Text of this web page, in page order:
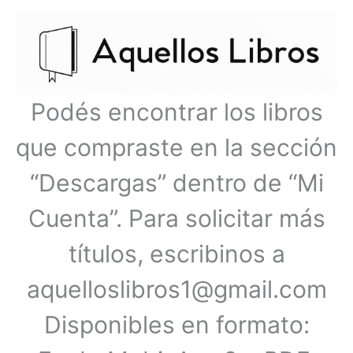
Podés encontrar los libros
que compraste en la sección
“Descargas” dentro de “Mi
Cuenta”. Para solicitar más
títulos, escribinos a
aquelloslibros1@gmail.com
Disponibles en formato:
principal